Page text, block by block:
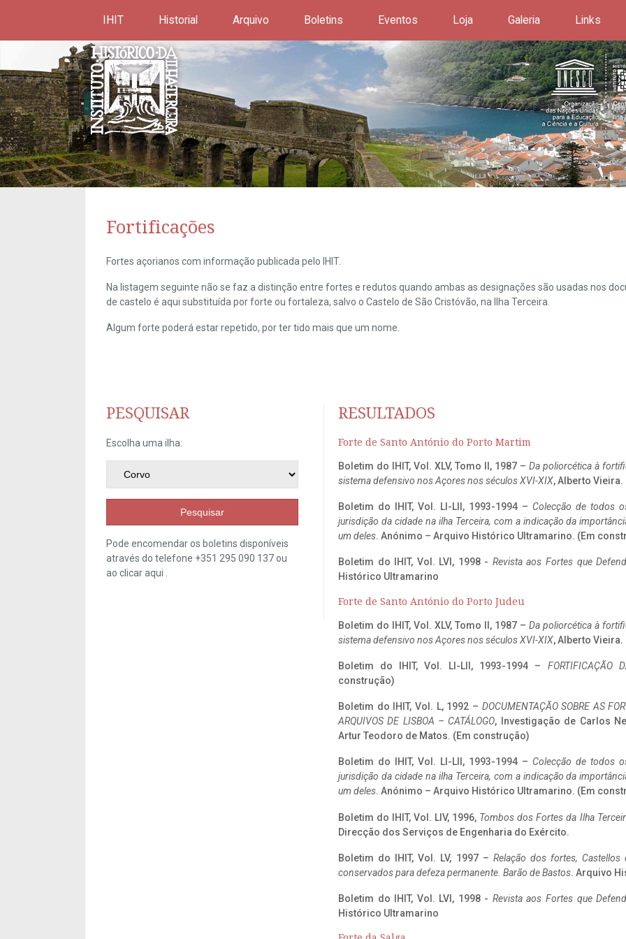
IHIT Historial Arquivo Boletins Eventos Loja Galeria Links
Fortificações
Fortes açorianos com informação publicada pelo IHIT.
Na listagem seguinte não se faz a distinção entre fortes e redutos quando ambas as designações são usadas nos
de castelo é aqui substituída por forte ou fortaleza, salvo o Castelo de São Cristóvão, na Ilha Terceira.
Algum forte poderá estar repetido, por ter tido mais que um nome.
PESQUISAR
Escolha uma ilha:
Pesquisar
Pode encomendar os boletins disponíveis
através do telefone +351 295 090 137 ou
ao clicaraqui
RESULTADOS
Forte de Santo António do Porto Martim
Boletim do IHIT, Vol. XLV, Tomo II, 1987 – Da poliorcética à
sistema defensivo nos Açores nos séculos XVI-XIX, Alberto
Boletim do IHIT, Vol. LI-LII, 1993-1994 – Colecção de todos
jurisdição da cidade na ilha Terceira, com a indicação da
um deles. Anónimo – Arquivo Histórico Ultramarino. (Em
Boletim do IHIT, Vol. LVI, 1998 - Revista aos Fortes que
Histórico Ultramarino
Forte de Santo António do Porto Judeu
Boletim do IHIT, Vol. XLV, Tomo II, 1987 – Da poliorcética à
sistema defensivo nos Açores nos séculos XVI-XIX, Alberto
Boletim do IHIT, Vol. LI-LII, 1993-1994 – FORTIFICAÇÃO
construção)
Boletim do IHIT, Vol. L, 1992 – DOCUMENTAÇÃO SOBRE AS
ARQUIVOS DE LISBOA – CATÁLOGO, Investigação de Carlos
Artur Teodoro de Matos. (Em construção)
Boletim do IHIT, Vol. LI-LII, 1993-1994 – Colecção de todos
jurisdição da cidade na ilha Terceira, com a indicação da
um deles. Anónimo – Arquivo Histórico Ultramarino. (Em
Boletim do IHIT, Vol. LIV, 1996, Tombos dos Fortes da Ilha
Direcção dos Serviços de Engenharia do Exército.
Boletim do IHIT, Vol. LV, 1997 – Relação dos fortes,
conservados para defeza permanente. Barão de Bastos. Arquivo
Boletim do IHIT, Vol. LVI, 1998 - Revista aos Fortes que
Histórico Ultramarino